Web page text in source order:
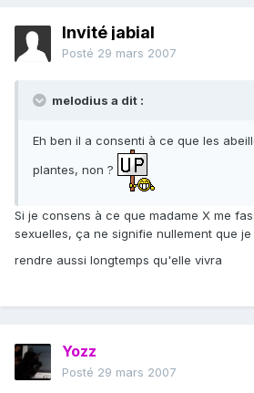
Invité jabial
Posté 29 mars 2007
melodius a dit :
Eh ben il a consenti à ce que les
plantes, non ?
Si je consens à ce que madame X me
sexuelles, ça ne signifie nullement que
rendre aussi longtemps qu'elle vivra
Yozz
Posté 29 mars 2007